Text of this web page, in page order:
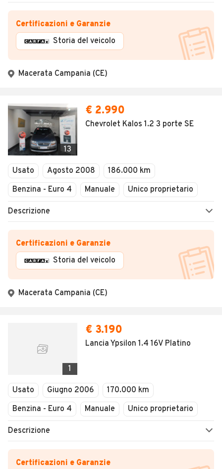
Certificazioni e Garanzie
Storia del veicolo
Macerata Campania (CE)
13
€ 2.990
Chevrolet Kalos 1.2 3 porte SE
Usato Agosto 2008
186.000 km
Benzina - Euro 4
Manuale Unico proprietario
Descrizione
Certificazioni e Garanzie
Storia del veicolo
Macerata Campania (CE)
1
€ 3.190
Lancia Ypsilon 1.4 16V Platino
Usato Giugno 2006
170.000 km
Benzina - Euro 4
Manuale Unico proprietario
Descrizione
Certificazioni e Garanzie